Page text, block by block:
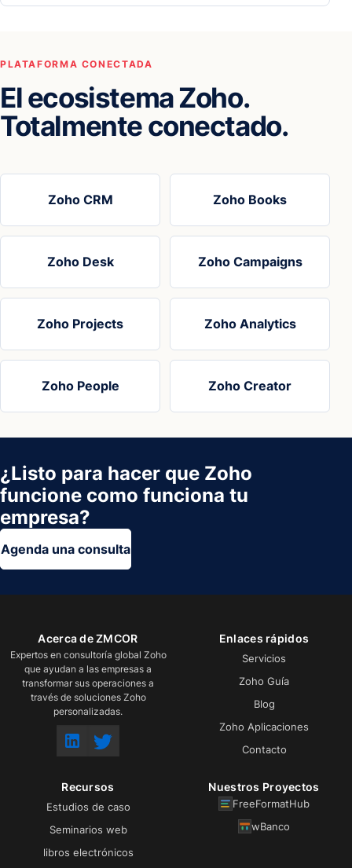
PLATAFORMA CONECTADA
El ecosistema Zoho.
Totalmente conectado.
Zoho CRM Zoho Books
Zoho Desk Zoho Campaigns
Zoho Projects Zoho Analytics
Zoho People Zoho Creator
¿Listo para hacer que Zoho
funcione como funciona tu
empresa?
Agenda una consulta
Acerca de ZMCOR
Expertos en consultoría global Zoho
que ayudan a las empresas a
transformar sus operaciones a
través de soluciones Zoho
personalizadas.
Enlaces rápidos
Servicios
Zoho Guía
Blog
Zoho Aplicaciones
Contacto
Recursos
Estudios de caso
Seminarios web
libros electrónicos
Nuestros Proyectos
FreeFormatHub
wBanco